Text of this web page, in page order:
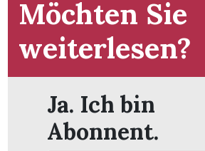
Möchten Sie
weiterlesen?
Ja. Ich bin
Abonnent.